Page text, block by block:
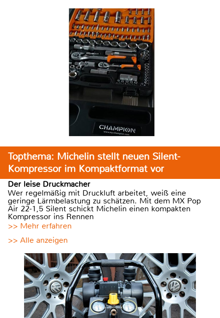
Topthema: Michelin stellt neuen Silent-
Kompressor im Kompaktformat vor
Der leise Druckmacher
Wer regelmäßig mit Druckluft arbeitet, weiß eine
geringe Lärmbelastung zu schätzen. Mit dem MX Pop
Air 22-1,5 Silent schickt Michelin einen kompakten
Kompressor ins Rennen
>> Mehr erfahren
>> Alle anzeigen